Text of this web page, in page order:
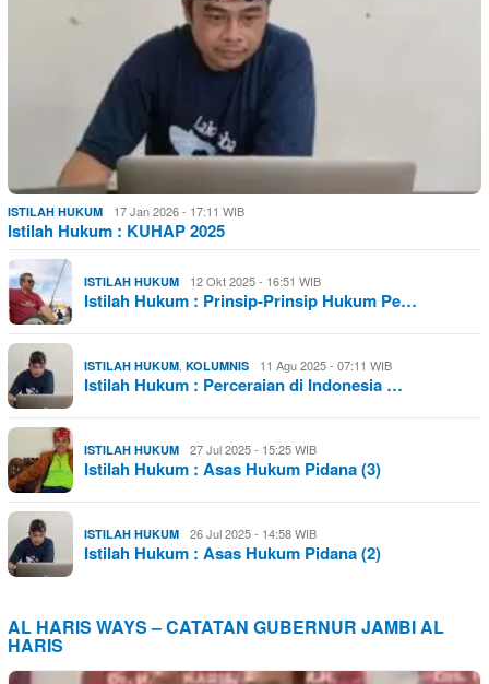
ISTILAH HUKUM 17 Jan 2026 - 17:11 WIB
Istilah Hukum : KUHAP 2025
ISTILAH HUKUM 12 Okt 2025 - 16:51 WIB
Istilah Hukum : Prinsip-Prinsip Hukum Pe…
ISTILAH HUKUM, KOLUMNIS 11 Agu 2025 - 07:11 WIB
Istilah Hukum : Perceraian di Indonesia …
ISTILAH HUKUM 27 Jul 2025 - 15:25 WIB
Istilah Hukum : Asas Hukum Pidana (3)
ISTILAH HUKUM 26 Jul 2025 - 14:58 WIB
Istilah Hukum : Asas Hukum Pidana (2)
AL HARIS WAYS – CATATAN GUBERNUR JAMBI AL
HARIS